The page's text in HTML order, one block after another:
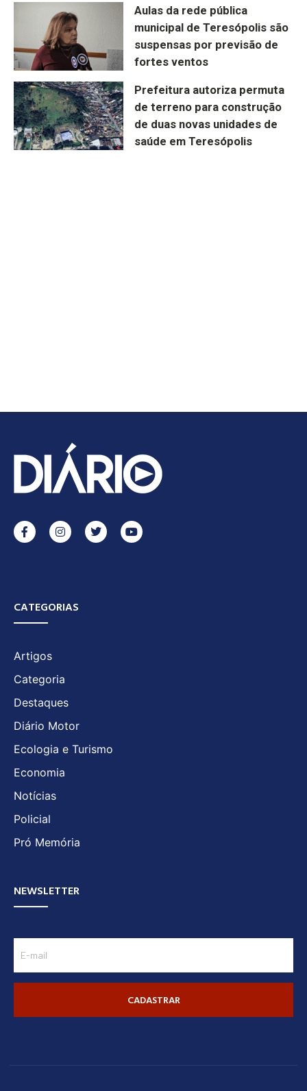
Aulas da rede pública
municipal de Teresópolis são
suspensas por previsão de
fortes ventos
Prefeitura autoriza permuta
de terreno para construção
de duas novas unidades de
saúde em Teresópolis
CATEGORIAS
Artigos
Categoria
Destaques
Diário Motor
Ecologia e Turismo
Economia
Notícias
Policial
Pró Memória
NEWSLETTER
CADASTRAR